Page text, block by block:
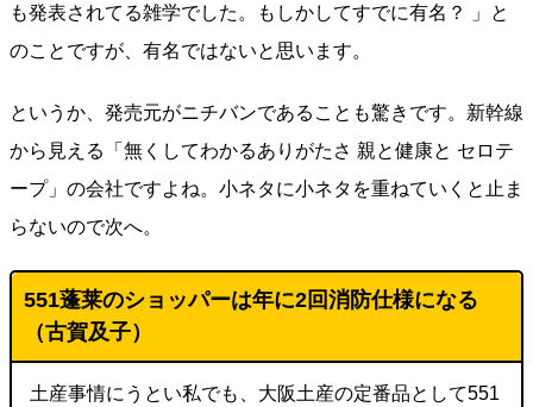
も発表されてる雑学でした。もしかしてすでに有名？ 」と
のことですが、有名ではないと思います。
というか、発売元がニチバンであることも驚きです。新幹線
から見える「無くしてわかるありがたさ 親と健康と セロテ
ープ」の会社ですよね。小ネタに小ネタを重ねていくと止ま
らないので次へ。
551蓬莱のショッパーは年に2回消防仕様になる
（古賀及子）
土産事情にうとい私でも、大阪土産の定番品として551